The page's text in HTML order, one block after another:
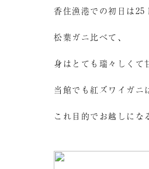
香住漁港での初日は25
松葉ガニ比べて、
身はとても瑞々しくて
当館でも紅ズワイガニ
これ目的でお越しにな